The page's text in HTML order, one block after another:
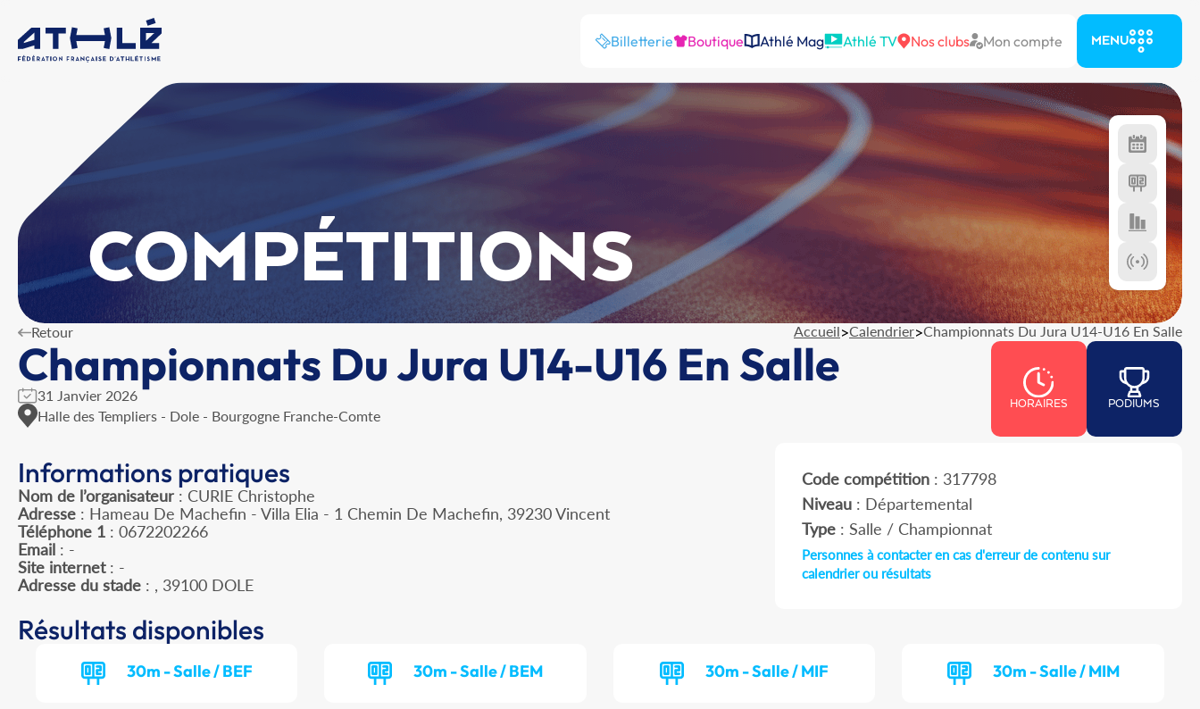
Billetterie Boutique Athlé Mag Athlé TV Nos clubs Mon compte MENU
COMPÉTITIONS
Retour Accueil>Calendrier>Championnats Du Jura U14-U16 En Salle
Championnats Du Jura U14-U16 En Salle
31 Janvier 2026
Halle des Templiers - Dole - Bourgogne Franche-Comte
HORAIRES PODIUMS
Informations pratiques
Nom de l’organisateur : CURIE Christophe
Adresse : Hameau De Machefin - Villa Elia - 1 Chemin De Machefin, 39230 Vincent
Téléphone 1 : 0672202266
Email : -
Site internet: -
Adresse du stade : , 39100 DOLE
Code compétition: 317798
Niveau: Départemental
Type: Salle / Championnat
Personnes à contacter en cas d'erreur de contenu sur
calendrier ou résultats
Résultats disponibles
30m - Salle / BEF 30m - Salle / BEM 30m - Salle / MIF 30m - Salle / MIM